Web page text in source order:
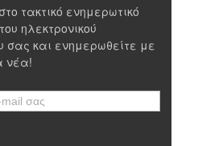
τακτικό ενημερωτικό
ηλεκτρονικού
σας και ενημερωθείτε με
νέα!